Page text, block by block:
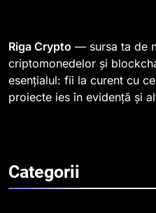
spre o
STIRI
2
la 1
3
Riga Crypto — sursa ta de
criptomonedelor și
esențialul: fii la curent cu
proiecte ies în evidență și
Categorii